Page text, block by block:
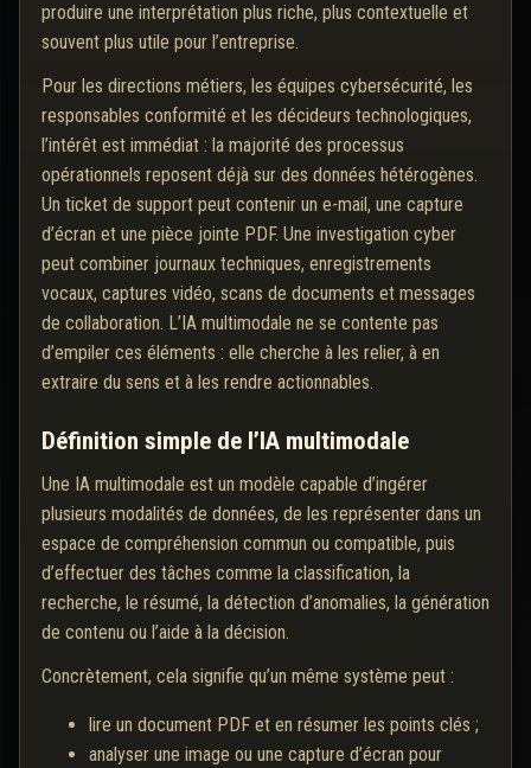
produire une interprétation plus riche, plus contextuelle et
souvent plus utile pour l’entreprise.
Pour les directions métiers, les équipes cybersécurité, les
responsables conformité et les décideurs technologiques,
l’intérêt est immédiat : la majorité des processus
opérationnels reposent déjà sur des données hétérogènes.
Un ticket de support peut contenir un e-mail, une capture
d’écran et une pièce jointe PDF. Une investigation cyber
peut combiner journaux techniques, enregistrements
vocaux, captures vidéo, scans de documents et messages
de collaboration. L’IA multimodale ne se contente pas
d’empiler ces éléments : elle cherche à les relier, à en
extraire du sens et à les rendre actionnables.
Définition simple de l’IA multimodale
Une IA multimodale est un modèle capable d’ingérer
plusieurs modalités de données, de les représenter dans un
espace de compréhension commun ou compatible, puis
d’effectuer des tâches comme la classification, la
recherche, le résumé, la détection d’anomalies, la génération
de contenu ou l’aide à la décision.
Concrètement, cela signifie qu’un même système peut :
lire un document PDF et en résumer les points clés ;
analyser une image ou une capture d’écran pour